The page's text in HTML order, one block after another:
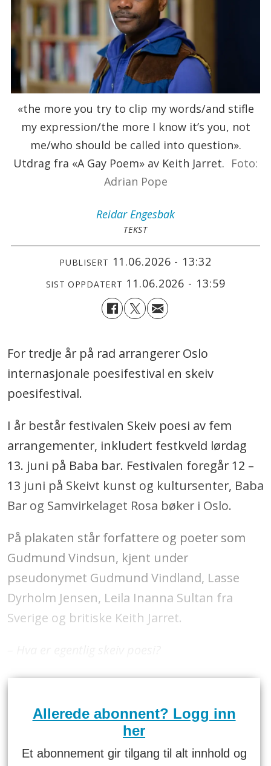
«the more you try to clip my words/and stifle
my expression/the more I know it’s you, not
me/who should be called into question».
Utdrag fra «A Gay Poem» av Keith Jarret. Foto:
Adrian Pope
Reidar Engesbak
TEKST
PUBLISERT 11.06.2026 - 13:32
SIST OPPDATERT 11.06.2026 - 13:59
For tredje år på rad arrangerer Oslo
internasjonale poesifestival en skeiv
poesifestival.
I år består festivalen Skeiv poesi av fem
arrangementer, inkludert festkveld lørdag
13. juni på Baba bar. Festivalen foregår 12 –
13 juni på Skeivt kunst og kultursenter, Baba
Bar og Samvirkelaget Rosa bøker i Oslo.
På plakaten står forfattere og poeter som
Gudmund Vindsun, kjent under
pseudonymet Gudmund Vindland, Lasse
Dyrholm Jensen, Leila Inanna Sultan fra
Sverige og britiske Keith Jarret.
Allerede abonnent? Logg inn
her
Et abonnement gir tilgang til alt innhold og